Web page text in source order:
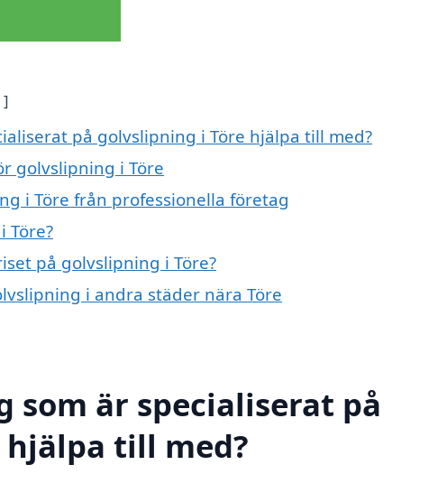
på golvslipning i Töre hjälpa till med?
golvslipning i Töre
i Töre från professionella företag
Töre?
på golvslipning i Töre?
i andra städer nära Töre
som är specialiserat på
till med?